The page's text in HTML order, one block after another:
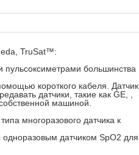
TruSat™:
большинства
короткого кабеля. Датчик
датчики, такие как GE, ,
машиной.
многоразового датчика к
датчиком SpO2 для